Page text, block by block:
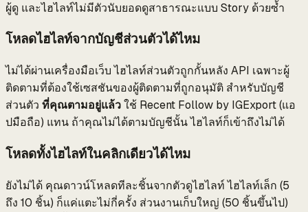
ผู้ดู และไฮไลท์ไม่มีตัวนับยอดดูสาธารณะแบบ Story ด้วยซ้ำ
โหลดไฮไลท์จากบัญชีส่วนตัวได้ไหม
ไม่ได้ผ่านเครื่องมือเว็บ ไฮไลท์ส่วนตัวถูกกั้นหลัง API เฉพาะผู้
ติดตามที่ต้องใช้เซสชันของผู้ติดตามที่ถูกอนุมัติ สำหรับบัญชี
ส่วนตัว ที่คุณตามอยู่แล้วใช้ Recent Follow by IGExport (แอ
ปมือถือ) แทน ถ้าคุณไม่ได้ตามบัญชีนั้น ไฮไลท์ก็เข้าถึงไม่ได้
โหลดทั้งไฮไลท์ในคลิกเดียวได้ไหม
ยังไม่ได้ คุณดาวน์โหลดทีละชิ้นจากตัวดูไฮไลท์ ไฮไลท์เล็ก (5
ถึง 10 ชิ้น) ก็แค่แตะไม่กี่ครั้ง ส่วนงานเก็บใหญ่ (50 ชิ้นขึ้นไป)